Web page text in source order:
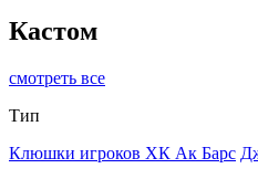
Кастом
смотреть все
Тип
Клюшки игроков ХК Ак Барс